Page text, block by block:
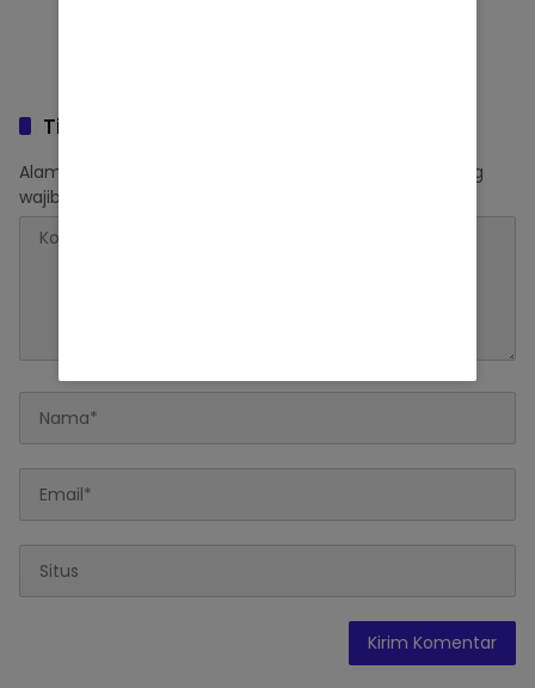
Tinggalkan Balasan
Alamat email Anda tidak akan dipublikasikan.
Ruas yang
wajib ditandai